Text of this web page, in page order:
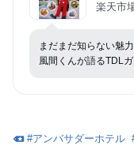
楽天市
まだまだ知らない魅
風間くんが語るTDL
#アンバサダーホテル